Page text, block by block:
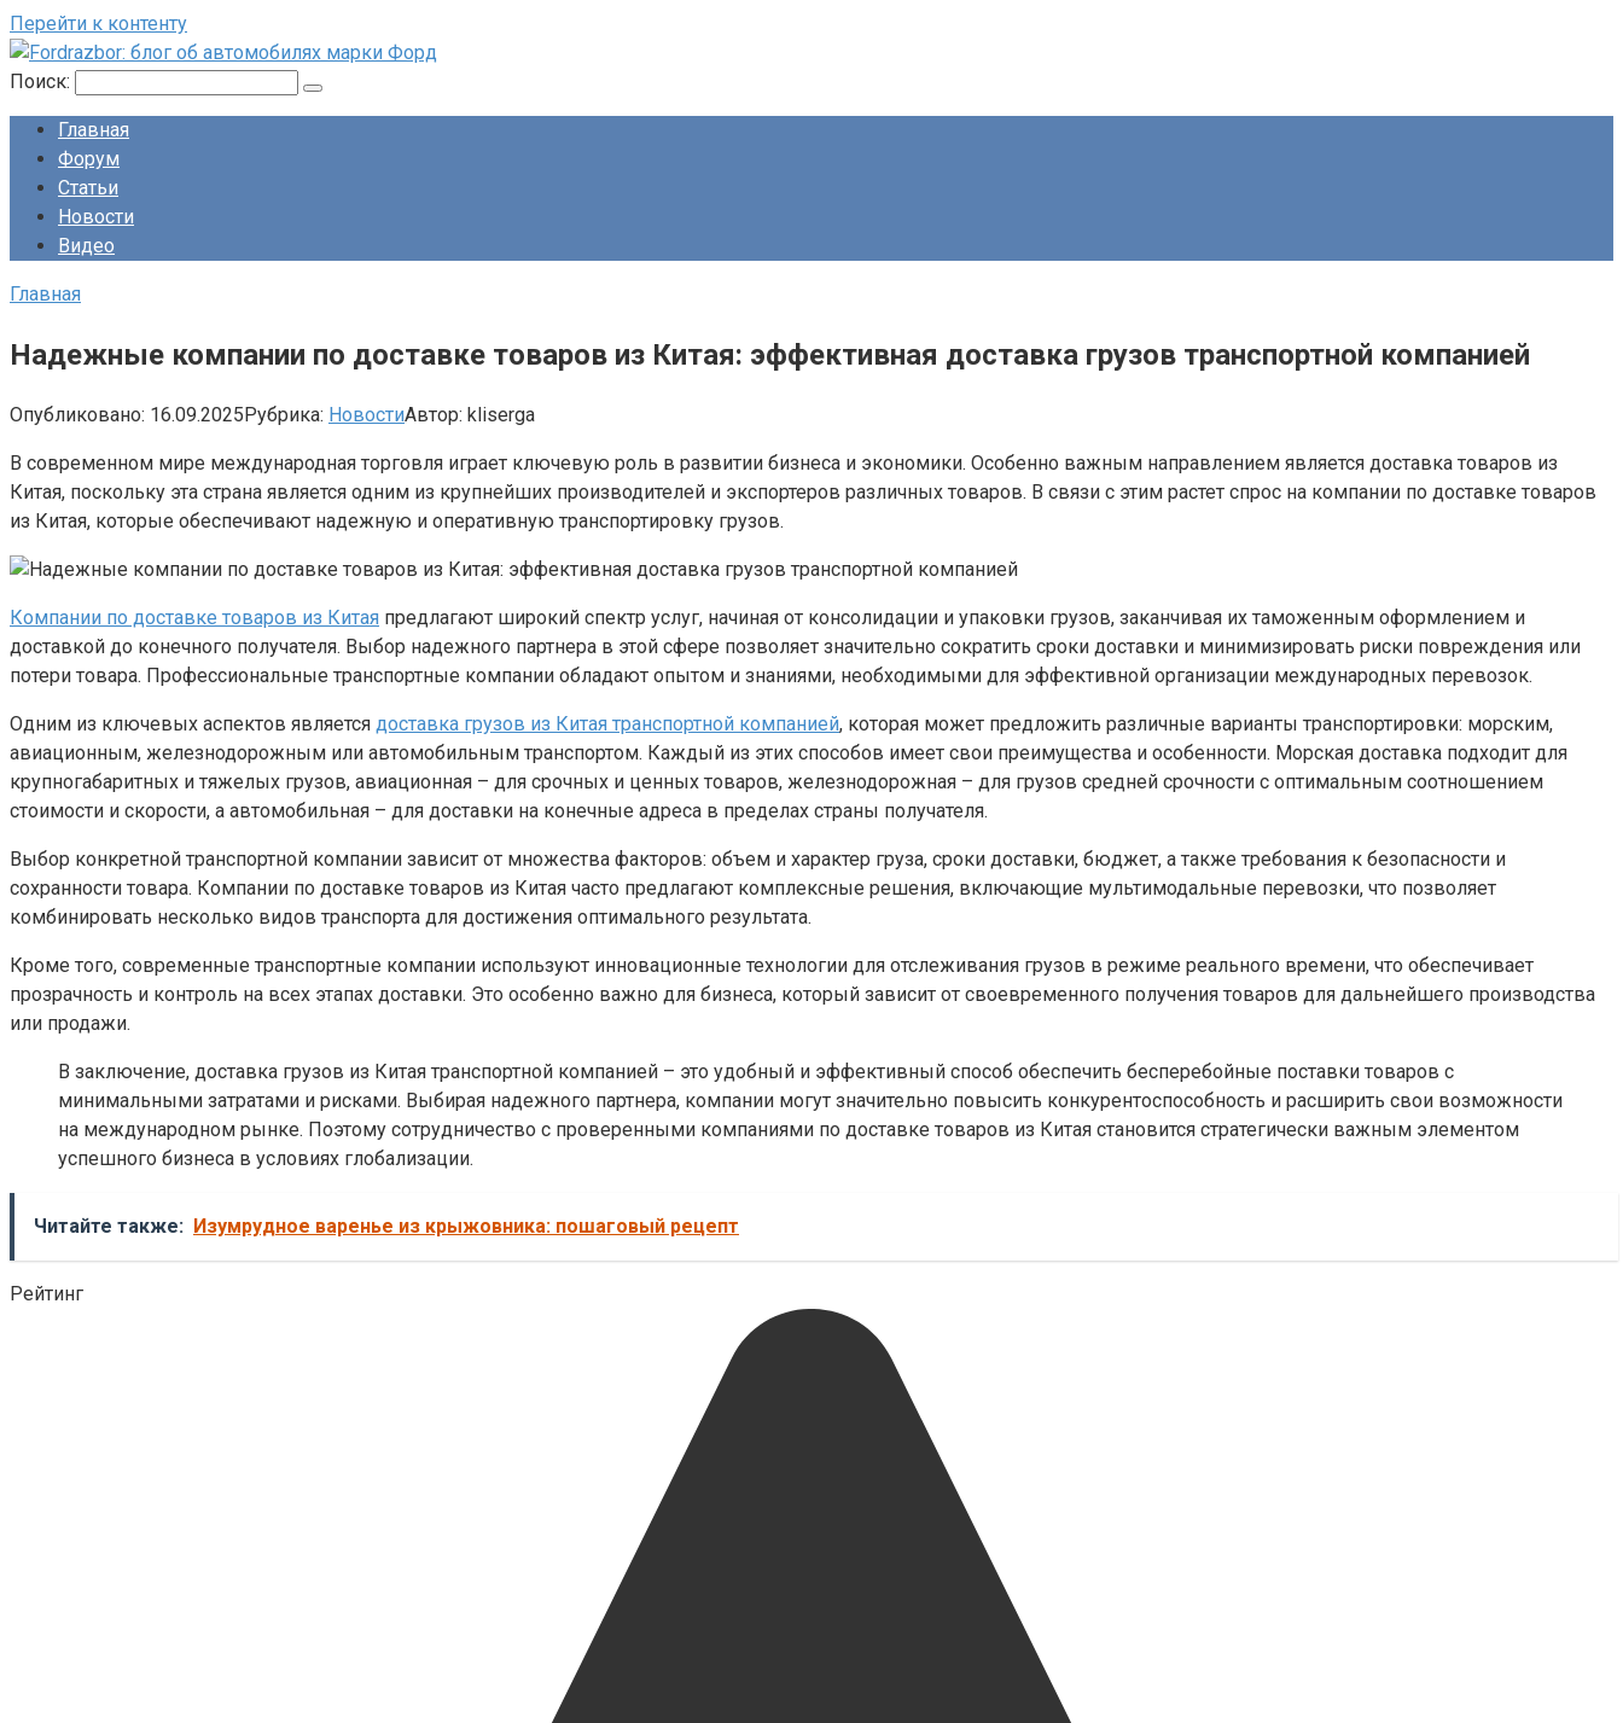
Перейти к контенту
Поиск:
Главная
Форум
Статьи
Новости
Видео
Главная
Надежные компании по доставке товаров из Китая: эффективная доставка грузов транспортной компанией
Опубликовано: 16.09.2025Рубрика: НовостиАвтор: kliserga
В современном мире международная торговля играет ключевую роль в развитии бизнеса и экономики. Особенно важным направлением является доставка товаров из
Китая, поскольку эта страна является одним из крупнейших производителей и экспортеров различных товаров. В связи с этим растет спрос на компании по доставке товаров
из Китая, которые обеспечивают надежную и оперативную транспортировку грузов.
Компании по доставке товаров из Китая предлагают широкий спектр услуг, начиная от консолидации и упаковки грузов, заканчивая их таможенным оформлением и
доставкой до конечного получателя. Выбор надежного партнера в этой сфере позволяет значительно сократить сроки доставки и минимизировать риски повреждения или
потери товара. Профессиональные транспортные компании обладают опытом и знаниями, необходимыми для эффективной организации международных перевозок.
Одним из ключевых аспектов является доставка грузов из Китая транспортной компанией, которая может предложить различные варианты транспортировки: морским,
авиационным, железнодорожным или автомобильным транспортом. Каждый из этих способов имеет свои преимущества и особенности. Морская доставка подходит для
крупногабаритных и тяжелых грузов, авиационная – для срочных и ценных товаров, железнодорожная – для грузов средней срочности с оптимальным соотношением
стоимости и скорости, а автомобильная – для доставки на конечные адреса в пределах страны получателя.
Выбор конкретной транспортной компании зависит от множества факторов: объем и характер груза, сроки доставки, бюджет, а также требования к безопасности и
сохранности товара. Компании по доставке товаров из Китая часто предлагают комплексные решения, включающие мультимодальные перевозки, что позволяет
комбинировать несколько видов транспорта для достижения оптимального результата.
Кроме того, современные транспортные компании используют инновационные технологии для отслеживания грузов в режиме реального времени, что обеспечивает
прозрачность и контроль на всех этапах доставки. Это особенно важно для бизнеса, который зависит от своевременного получения товаров для дальнейшего производства
или продажи.
В заключение, доставка грузов из Китая транспортной компанией – это удобный и эффективный способ обеспечить бесперебойные поставки товаров с
минимальными затратами и рисками. Выбирая надежного партнера, компании могут значительно повысить конкурентоспособность и расширить свои возможности
на международном рынке. Поэтому сотрудничество с проверенными компаниями по доставке товаров из Китая становится стратегически важным элементом
успешного бизнеса в условиях глобализации.
Читайте также: Изумрудное варенье из крыжовника: пошаговый рецепт
Рейтинг